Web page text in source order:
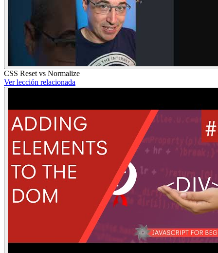
CSS Reset vs Normalize
Ver lección relacionada